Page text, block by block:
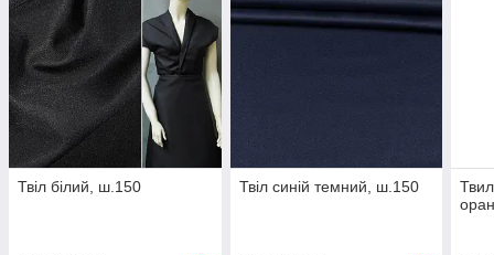
Твіл білий, ш.150 Твіл синій темний, ш.150